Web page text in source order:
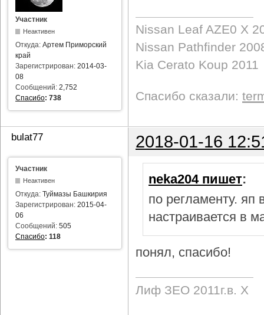
Участник
Неактивен
Откуда: Артем Приморский
край
Зарегистрирован: 2014-03-
08
Сообщений: 2,752
Спасибо: 738
Nissan Leaf AZE0 X
Nissan Pathfinder
Kia Cerato Koup 2011
Спасибо сказали:
bulat77 2018-01-16
Участник
Неактивен
Откуда: Туймазы Башкирия
Зарегистрирован: 2015-04-
06
Сообщений: 505
Спасибо: 118
neka204 пишет:
по регламенту.
настраивается в
понял, спасибо!
Лиф ЗЕО 2011г.в. Х